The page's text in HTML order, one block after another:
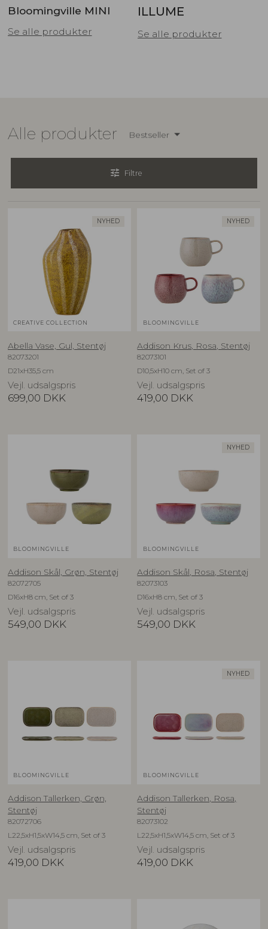
Bloomingville MINI
Se alle produkter
ILLUME
Se alle produkter
Alle produkter Bestseller
tune Filtre
NYHED
CREATIVE COLLECTION
Abella Vase, Gul, Stentøj
82073201
D21xH35,5 cm
Vejl. udsalgspris
699,00 DKK
NYHED
BLOOMINGVILLE
Addison Krus, Rosa, Stentøj
82073101
D10,5xH10 cm, Set of 3
Vejl. udsalgspris
419,00 DKK
BLOOMINGVILLE
Addison Skål, Grøn, Stentøj
82072705
D16xH8 cm, Set of 3
Vejl. udsalgspris
549,00 DKK
NYHED
BLOOMINGVILLE
Addison Skål, Rosa, Stentøj
82073103
D16xH8 cm, Set of 3
Vejl. udsalgspris
549,00 DKK
BLOOMINGVILLE
Addison Tallerken, Grøn,
Stentøj
82072706
L22,5xH1,5xW14,5 cm, Set of 3
Vejl. udsalgspris
419,00 DKK
NYHED
BLOOMINGVILLE
Addison Tallerken, Rosa,
Stentøj
82073102
L22,5xH1,5xW14,5 cm, Set of 3
Vejl. udsalgspris
419,00 DKK